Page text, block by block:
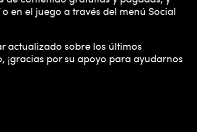
en el juego a través del menú Social
actualizado sobre los últimos
por su apoyo para ayudarnos